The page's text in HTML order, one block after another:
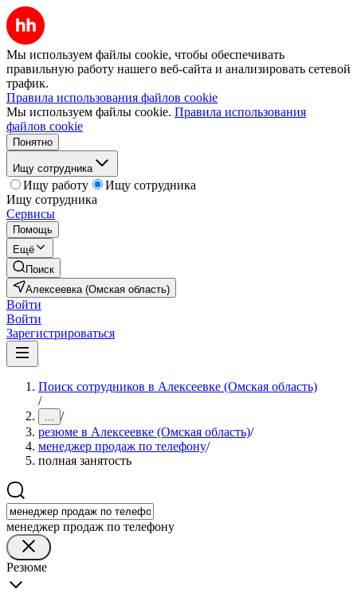
Мы используем файлы cookie, чтобы обеспечивать
правильную работу нашего веб-сайта и анализировать сетевой
трафик.
Правила использования файлов cookie
Мы используем файлы cookie. Правила использования
файлов cookie
Понятно
Ищу сотрудника
Ищу работу
Ищу сотрудника
Ищу сотрудника
Сервисы
Помощь
Ещё
Поиск
Алексеевка (Омская область)
Войти
Войти
Зарегистрироваться
Поиск сотрудников в Алексеевке (Омская область)
/
... /
резюме в Алексеевке (Омская область)/
менеджер продаж по телефону/
полная занятость
менеджер продаж по телефону
Резюме